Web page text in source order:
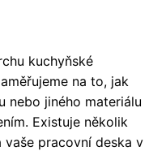
kuchyňské
na to, jak
nebo jiného materiálu
Existuje několik
pracovní deska v